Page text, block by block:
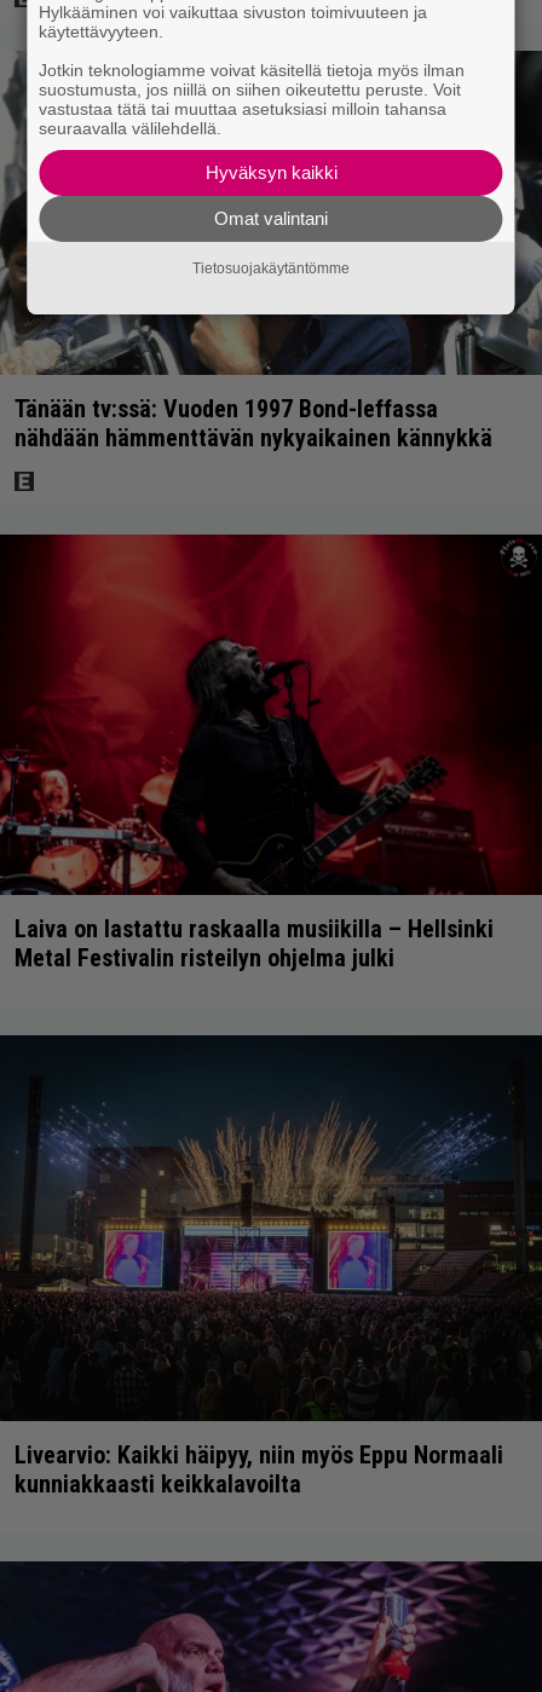
Tänään tv:ssä: Vuoden 1997 Bond-leffassa
nähdään hämmenttävän nykyaikainen kännykkä
Laiva on lastattu raskaalla musiikilla – Hellsinki
Metal Festivalin risteilyn ohjelma julki
Livearvio: Kaikki häipyy, niin myös Eppu Normaali
kunniakkaasti keikkalavoilta
Hylkääminen voi vaikuttaa sivuston toimivuuteen ja
käytettävyyteen.
Jotkin teknologiamme voivat käsitellä tietoja myös ilman
suostumusta, jos niillä on siihen oikeutettu peruste. Voit
vastustaa tätä tai muuttaa asetuksiasi milloin tahansa
seuraavalla välilehdellä.
Hyväksyn kaikki
Omat valintani
Tietosuojakäytäntömme